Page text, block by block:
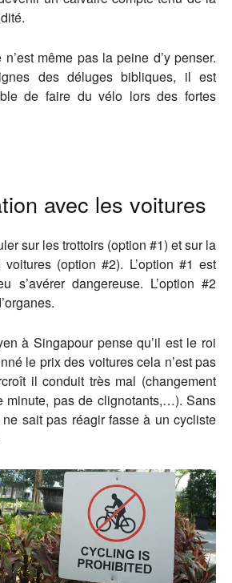
même pas la peine d’y penser.
des déluges bibliques, il est
de faire du vélo lors des fortes
avec les voitures
sur les trottoirs (option #1) et sur la
(option #2). L’option #1 est
s’avérer dangereuse. L’option #2
à Singapour pense qu’il est le roi
le prix des voitures cela n’est pas
il conduit très mal (changement
minute, pas de clignotants,…). Sans
ne sait pas réagir fasse à un cycliste